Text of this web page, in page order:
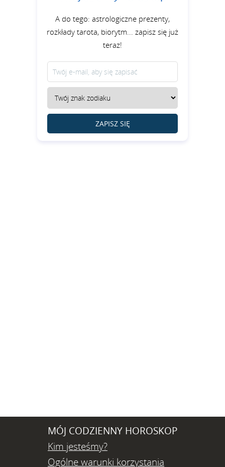
A do tego: astrologiczne prezenty,
rozkłady tarota, biorytm... zapisz się już
teraz!
ZAPISZ SIĘ
MÓJ CODZIENNY HOROSKOP
Kim jesteśmy?
Ogólne warunki korzystania